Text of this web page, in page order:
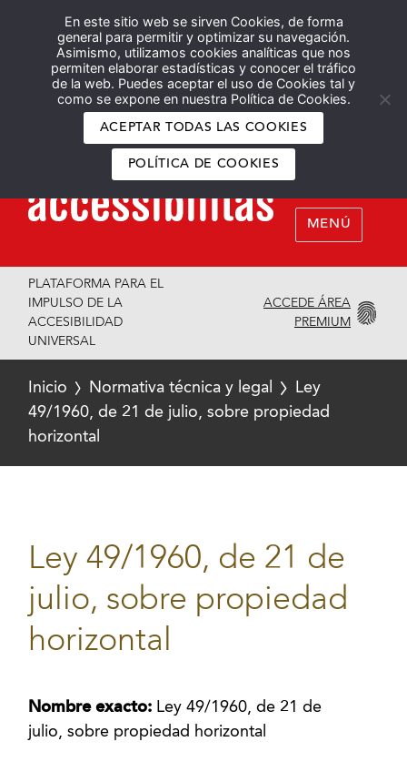
En este sitio web se sirven Cookies, de forma
general para permitir y optimizar su navegación.
Asimismo, utilizamos cookies analíticas que nos
permiten elaborar estadísticas y conocer el tráfico
de la web. Puedes aceptar el uso de Cookies tal y
como se expone en nuestra Política de Cookies.
ACEPTAR TODAS LAS COOKIES
POLÍTICA DE COOKIES
Español English
MENÚ
PLATAFORMA PARA EL
IMPULSO DE LA
ACCESIBILIDAD
UNIVERSAL
ACCEDE ÁREA
PREMIUM
Inicio Normativa técnica y legal
Ley
49/1960, de 21 de julio, sobre propiedad
horizontal
Ley 49/1960, de 21 de
julio, sobre propiedad
horizontal
Nombre exacto: Ley 49/1960, de 21 de
julio, sobre propiedad horizontal